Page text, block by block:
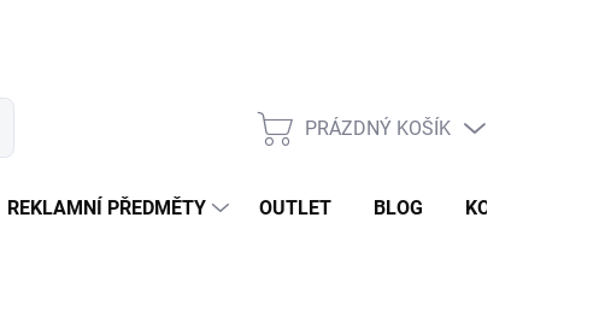
NÁKUPNÍ
PRÁZDNÝ KOŠÍK
REKLAMNÍ PŘEDMĚTY OUTLET BLOG KONTAKT